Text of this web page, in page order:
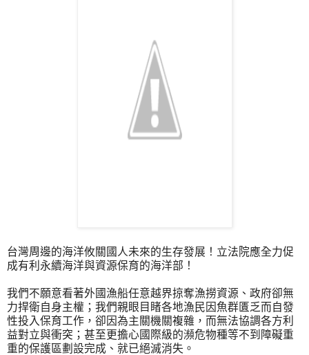
台灣周邊的海洋攸關國人未來的生存發展！立法院應全力促
成有利永續海洋與資源保育的海洋部！
我們不願意看著外國漁船任意越界掠奪漁撈資源、政府卻無
力捍衛自身主權；我們親眼目睹各地漁民因魚群匱乏而自發
性投入保育工作，卻因為主關機關複雜，而無法協調各方利
益對立與衝突；甚至更擔心國際級的瀕危物種等不到障礙重
重的保護區劃設完成、就已絕滅消失。